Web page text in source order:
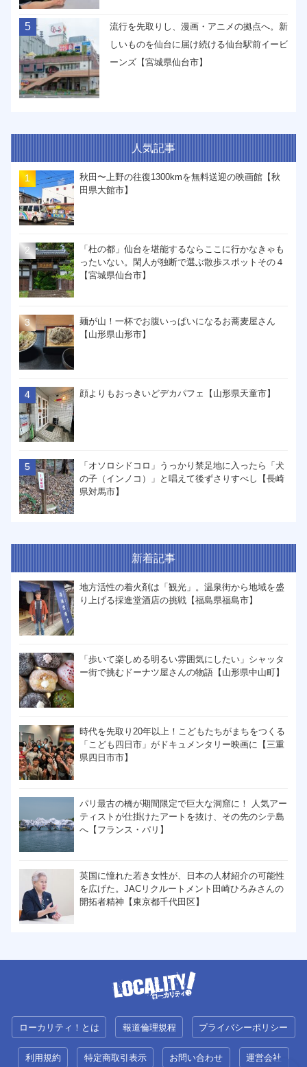
5
流行を先取りし、漫画・アニメの拠点へ。新
しいものを仙台に届け続ける仙台駅前イービ
ーンズ【宮城県仙台市】
人気記事
秋田〜上野の往復1300kmを無料送迎の映画館【秋
田県大館市】
「杜の都」仙台を堪能するならここに行かなきゃも
ったいない。閑人が独断で選ぶ散歩スポットその４
【宮城県仙台市】
麺が山！一杯でお腹いっぱいになるお蕎麦屋さん
【山形県山形市】
顔よりもおっきいどデカパフェ【山形県天童市】
「オソロシドコロ」うっかり禁足地に入ったら「犬
の子（インノコ）」と唱えて後ずさりすべし【長崎
県対馬市】
新着記事
地方活性の着火剤は「観光」。温泉街から地域を盛
り上げる採進堂酒店の挑戦【福島県福島市】
「歩いて楽しめる明るい雰囲気にしたい」シャッタ
ー街で挑むドーナツ屋さんの物語【山形県中山町】
時代を先取り20年以上！こどもたちがまちをつくる
「こども四日市」がドキュメンタリー映画に【三重
県四日市市】
パリ最古の橋が期間限定で巨大な洞窟に！ 人気アー
ティストが仕掛けたアートを抜け、その先のシテ島
へ【フランス・パリ】
英国に憧れた若き女性が、日本の人材紹介の可能性
を広げた。JACリクルートメント田崎ひろみさんの
開拓者精神【東京都千代田区】
ローカリティ！とは 報道倫理規程 プライバシーポリシー
利用規約 特定商取引表示 お問い合わせ 運営会社